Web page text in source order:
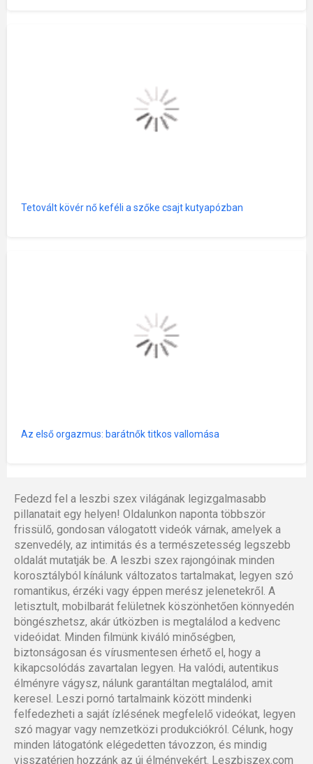
Tetovált kövér nő keféli a szőke csajt kutyapózban
Az első orgazmus: barátnők titkos vallomása
Fedezd fel a leszbi szex világának legizgalmasabb
pillanatait egy helyen! Oldalunkon naponta többször
frissülő, gondosan válogatott videók várnak, amelyek a
szenvedély, az intimitás és a természetesség legszebb
oldalát mutatják be. A leszbi szex rajongóinak minden
korosztályból kínálunk változatos tartalmakat, legyen szó
romantikus, érzéki vagy éppen merész jelenetekről. A
letisztult, mobilbarát felületnek köszönhetően könnyedén
böngészhetsz, akár útközben is megtalálod a kedvenc
videóidat. Minden filmünk kiváló minőségben,
biztonságosan és vírusmentesen érhető el, hogy a
kikapcsolódás zavartalan legyen. Ha valódi, autentikus
élményre vágysz, nálunk garantáltan megtalálod, amit
keresel. Leszi pornó tartalmaink között mindenki
felfedezheti a saját ízlésének megfelelő videókat, legyen
szó magyar vagy nemzetközi produkciókról. Célunk, hogy
minden látogatónk elégedetten távozzon, és mindig
visszatérjen hozzánk az új élményekért. Leszbiszex.com